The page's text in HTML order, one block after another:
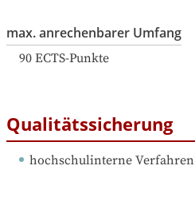
max. anrechenbarer Umfang
90 ECTS-Punkte
Qualitätssicherung
hochschulinterne Verfahren